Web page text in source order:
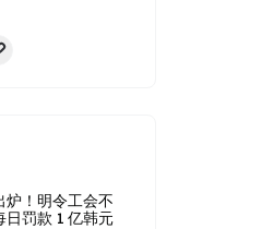
炉！明令工会不
日罚款 1 亿韩元